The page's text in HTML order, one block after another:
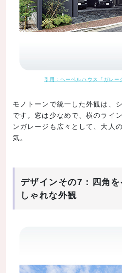
引用：ヘーベルハウス「ガレー
モノトーンで統一した外観は、
です。窓は少なめで、横のライ
ンガレージも広々として、大人
気。
デザインその7：四角
しゃれな外観